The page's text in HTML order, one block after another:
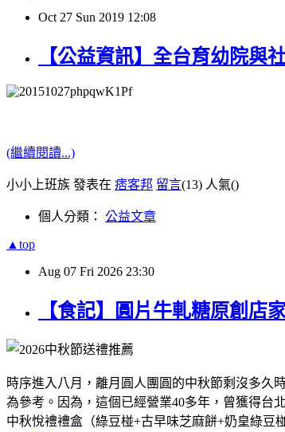
Oct 27 Sun 2019 12:08
【公益資訊】全台育幼院與
(繼續閱讀...)
小小上班族 發表在 痞客邦 留言(13) 人氣()
個人分類： 公益文章
▲top
Aug 07 Fri 2026 23:30
【食記】圓片牛軋糖原創店
時序進入八月，離月圓人團圓的中秋節剩沒多久
為參考。因為，這個已經營業40多年，曾獲得
中秋悅禮禮盒（綠豆椪+古早味芝麻餅+奶皇綠豆